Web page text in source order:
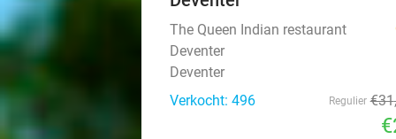
The Queen Indian restaurant
Deventer
Deventer
Verkocht: 496
Regulier €31